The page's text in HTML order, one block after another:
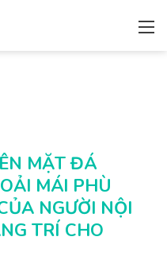
MẶT ĐÁ
MÁI PHÙ
NGƯỜI NỘI
TRÍ CHO